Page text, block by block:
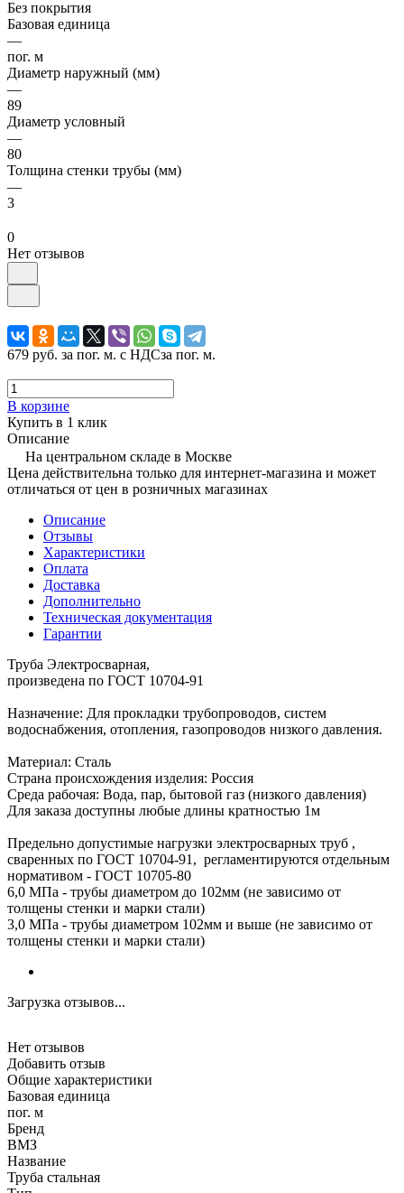
Без покрытия
Базовая единица
—
пог. м
Диаметр наружный (мм)
—
89
Диаметр условный
—
80
Толщина стенки трубы (мм)
—
3
0
Нет отзывов
679 руб. за пог. м. с НДСза пог. м.
В корзине
Купить в 1 клик
Описание
На центральном складе в Москве
Цена действительна только для интернет-магазина и может
отличаться от цен в розничных магазинах
Описание
Отзывы
Характеристики
Оплата
Доставка
Дополнительно
Техническая документация
Гарантии
Труба Электросварная,
произведена по ГОСТ 10704-91
Назначение: Для прокладки трубопроводов, систем
водоснабжения, отопления, газопроводов низкого давления.
Материал: Сталь
Страна происхождения изделия: Россия
Среда рабочая: Вода, пар, бытовой газ (низкого давления)
Для заказа доступны любые длины кратностью 1м
Предельно допустимые нагрузки электросварных труб ,
сваренных по ГОСТ 10704-91, регламентируются отдельным
нормативом - ГОСТ 10705-80
6,0 МПа - трубы диаметром до 102мм (не зависимо от
толщены стенки и марки стали)
3,0 МПа - трубы диаметром 102мм и выше (не зависимо от
толщены стенки и марки стали)
Загрузка отзывов...
Нет отзывов
Добавить отзыв
Общие характеристики
Базовая единица
пог. м
Бренд
ВМЗ
Название
Труба стальная